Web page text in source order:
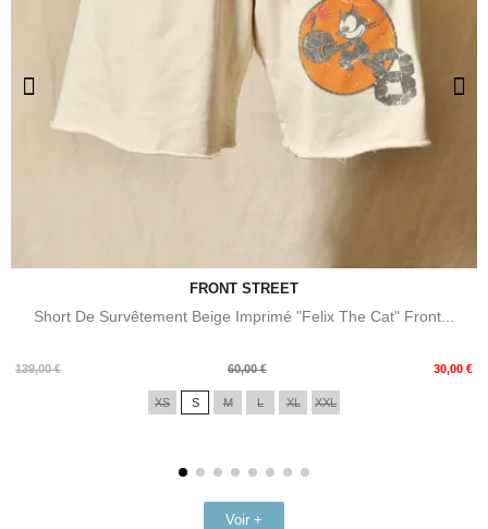
FRONT STREET
Short De Survêtement Beige Imprimé "Felix The Cat" Front...
139,00 €
Prix
60,00 € 30,00 €
Prix
XS S M L XL XXL
Voir +